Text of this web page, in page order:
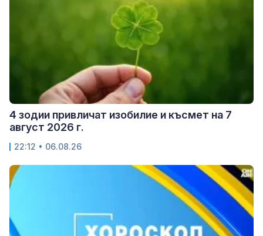
4 зодии привличат изобилие и късмет на 7
август 2026 г.
22:12 • 06.08.26